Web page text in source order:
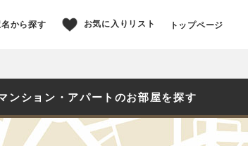
から探す お気に入りリスト トップページ
ンション・アパートのお部屋を探す